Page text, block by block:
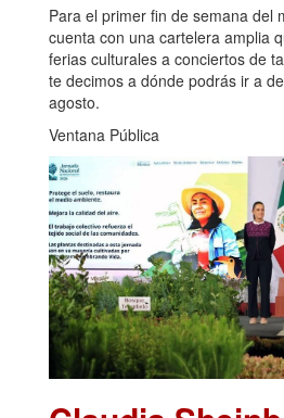
Para el primer fin de semana del
cuenta con una cartelera amplia
ferias culturales a conciertos de
te decimos a dónde podrás ir a
agosto.
Ventana Pública